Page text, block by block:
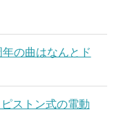
の曲はなんとド
ストン式の電動